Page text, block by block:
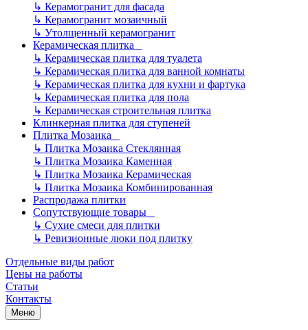
↳ Керамогранит для фасада
↳ Керамогранит мозаичный
↳ Утолщенный керамогранит
Керамическая плитка
↳ Керамическая плитка для туалета
↳ Керамическая плитка для ванной комнаты
↳ Керамическая плитка для кухни и фартука
↳ Керамическая плитка для пола
↳ Керамическая строительная плитка
Клинкерная плитка для ступеней
Плитка Мозаика
↳ Плитка Мозаика Стеклянная
↳ Плитка Мозаика Каменная
↳ Плитка Мозаика Керамическая
↳ Плитка Мозаика Комбинированная
Распродажа плитки
Сопутствующие товары
↳ Сухие смеси для плитки
↳ Ревизионные люки под плитку
Отдельные виды работ
Цены на работы
Статьи
Контакты
Меню